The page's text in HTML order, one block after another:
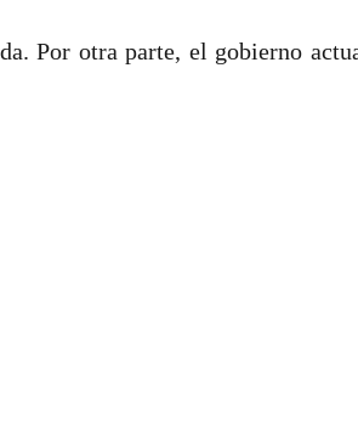
Por otra parte, el gobierno